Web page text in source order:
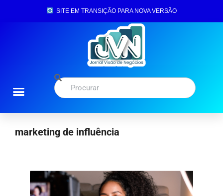
SITE EM TRANSIÇÃO PARA NOVA VERSÃO
marketing de influência